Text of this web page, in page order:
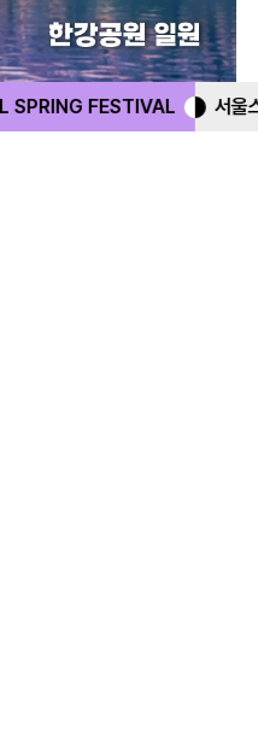
서울스프링페스티벌에서 만나